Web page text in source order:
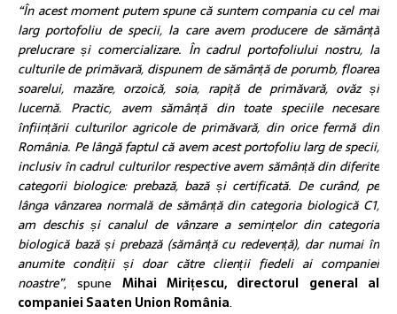
“În acest moment putem spune că suntem compania cu cel mai
larg portofoliu de specii, la care avem producere de sămânță
prelucrare și comercializare. În cadrul portofoliului nostru, la
culturile de primăvară, dispunem de sămânță de porumb, floarea
soarelui, mazăre, orzoică, soia, rapiță de primăvară, ovăz și
lucernă. Practic, avem sămânță din toate speciile necesare
înființării culturilor agricole de primăvară, din orice fermă din
România. Pe lângă faptul că avem acest portofoliu larg de specii,
inclusiv în cadrul culturilor respective avem sămânță din diferite
categorii biologice: prebază, bază și certificată. De curând, pe
lânga vânzarea normală de sămânță din categoria biologică C1,
am deschis și canalul de vânzare a semințelor din categoria
biologică bază și prebază (sămânță cu redevență), dar numai în
anumite condiții și doar către clienții fiedeli ai companiei
noastre”, spune Mihai Mirițescu, directorul general al
companiei Saaten Union România.